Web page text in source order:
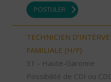
POSTULER
TECHNICIEN
FAMILIALE (H/F)
31 - Haute-Garonne
Possibilité de CDI ou